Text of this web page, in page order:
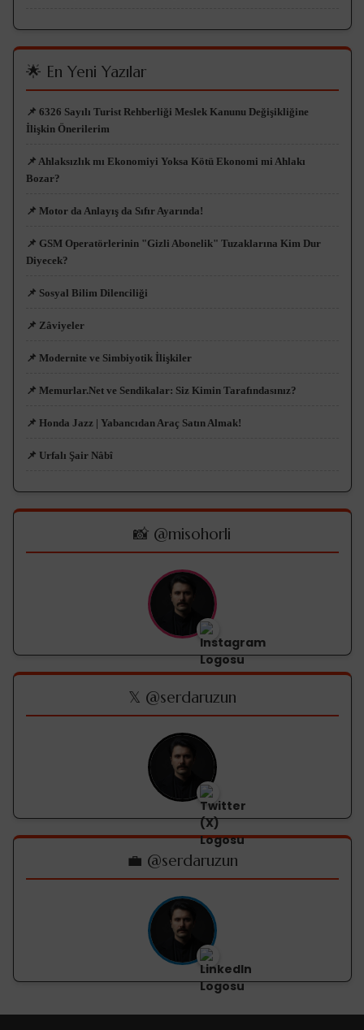
🌟 En Yeni Yazılar
📌 6326 Sayılı Turist Rehberliği Meslek Kanunu Değişikliğine
İlişkin Önerilerim
📌 Ahlaksızlık mı Ekonomiyi Yoksa Kötü Ekonomi mi Ahlakı
Bozar?
📌 Motor da Anlayış da Sıfır Ayarında!
📌 GSM Operatörlerinin "Gizli Abonelik" Tuzaklarına Kim Dur
Diyecek?
📌 Sosyal Bilim Dilenciliği
📌 Zâviyeler
📌 Modernite ve Simbiyotik İlişkiler
📌 Memurlar.Net ve Sendikalar: Siz Kimin Tarafındasınız?
📌 Honda Jazz | Yabancıdan Araç Satın Almak!
📌 Urfalı Şair Nâbî
📸 @misohorli
𝕏 @serdaruzun
💼 @serdaruzun